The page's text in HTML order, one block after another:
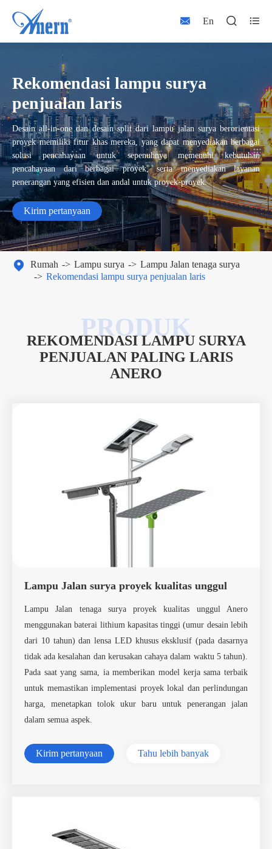
 En  
Rekomendasi lampu surya
penjualan laris
Desain all-in-one dan desain split dari lampu jalan surya berorientasi
proyek memiliki fitur khas mereka, yang dapat menyediakan berbagai
solusi pencahayaan untuk sepenuhnya memenuhi kebutuhan
pencahayaan dari berbagai proyek, serta menyediakan layanan
penerangan yang efisien dan andal untuk proyek-proyek.
Kirim pertanyaan
 Rumah Lampu surya
Lampu Jalan tenaga surya
Rekomendasi lampu surya penjualan laris
REKOMENDASI LAMPU SURYA
PENJUALAN PALING LARIS
ANERO
Lampu Jalan surya proyek kualitas unggul
Lampu Jalan tenaga surya proyek kualitas unggul Anero
menggunakan baterai lithium kapasitas tinggi (umur desain lebih
dari 10 tahun) dan lensa LED khusus eksklusif (pada dasarnya
tidak ada kesalahan dan kerusakan cahaya dalam waktu 5 tahun).
Pada saat yang sama, ia memberikan model kerja sama terbaik
untuk memastikan implementasi proyek lokal dan perlindungan
harga, menetapkan tolok ukur baru untuk penerangan jalan
dalam semua aspek.
Kirim pertanyaan Tahu lebih banyak